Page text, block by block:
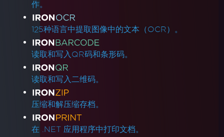
作。
125种语言中提取图像中的文本（OCR）。
读取和写入QR码和条形码。
读取和写入二维码。
压缩和解压缩存档。
在 .NET 应用程序中打印文档。